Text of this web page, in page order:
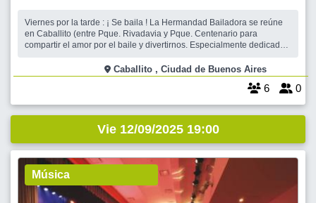
Viernes por la tarde : ¡ Se baila ! La Hermandad Bailadora se reúne
en Caballito (entre Pque. Rivadavia y Pque. Centenario para
compartir el amor por el baile y divertirnos. Especialmente dedicado
demostrar y compartir pasos y figuras. Dedicaremos una hora al
Americano con los mejo
Caballito , Ciudad de Buenos Aires
6 0
Vie 12/09/2025 19:00
Música